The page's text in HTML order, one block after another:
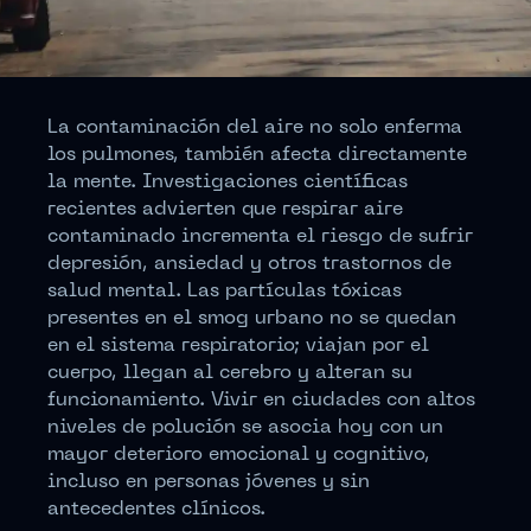
La contaminación del aire no solo enferma
los pulmones, también afecta directamente
la mente. Investigaciones científicas
recientes advierten que respirar aire
contaminado incrementa el riesgo de sufrir
depresión, ansiedad y otros trastornos de
salud mental. Las partículas tóxicas
presentes en el smog urbano no se quedan
en el sistema respiratorio; viajan por el
cuerpo, llegan al cerebro y alteran su
funcionamiento. Vivir en ciudades con altos
niveles de polución se asocia hoy con un
mayor deterioro emocional y cognitivo,
incluso en personas jóvenes y sin
antecedentes clínicos.